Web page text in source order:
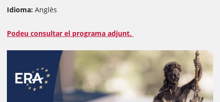
Idioma: Anglès
Podeu consultar el programa adjunt.